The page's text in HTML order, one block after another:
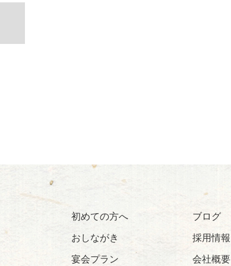
初めての方へ ブログ
おしながき 採用情報
宴会プラン 会社概要